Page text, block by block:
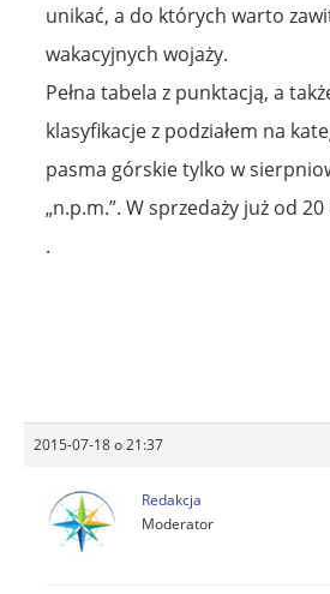
unikać, a do których warto
wakacyjnych wojaży.
Pełna tabela z punktacją, a
klasyfikacje z podziałem na
pasma górskie tylko w
„n.p.m.”. W sprzedaży już od 20
.
1 – Schronisko Orlica w Zieleńcu